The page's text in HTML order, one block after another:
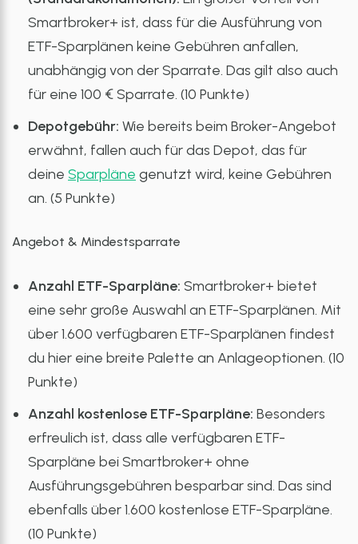
Smartbroker+ ist, dass für die Ausführung von
ETF-Sparplänen keine Gebühren anfallen,
unabhängig von der Sparrate. Das gilt also auch
für eine 100 € Sparrate. (10 Punkte)
Depotgebühr: Wie bereits beim Broker-Angebot
erwähnt, fallen auch für das Depot, das für
deine Sparpläne genutzt wird, keine Gebühren
an. (5 Punkte)
Angebot & Mindestsparrate
Anzahl ETF-Sparpläne: Smartbroker+ bietet
eine sehr große Auswahl an ETF-Sparplänen. Mit
über 1.600 verfügbaren ETF-Sparplänen findest
du hier eine breite Palette an Anlageoptionen. (10
Punkte)
Anzahl kostenlose ETF-Sparpläne: Besonders
erfreulich ist, dass alle verfügbaren ETF-
Sparpläne bei Smartbroker+ ohne
Ausführungsgebühren besparbar sind. Das sind
ebenfalls über 1.600 kostenlose ETF-Sparpläne.
(10 Punkte)